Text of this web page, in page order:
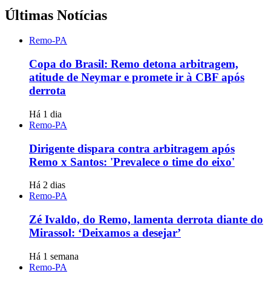
Últimas Notícias
Remo-PA
Copa do Brasil: Remo detona arbitragem,
atitude de Neymar e promete ir à CBF após
derrota
Há 1 dia
Remo-PA
Dirigente dispara contra arbitragem após
Remo x Santos: 'Prevalece o time do eixo'
Há 2 dias
Remo-PA
Zé Ivaldo, do Remo, lamenta derrota diante do
Mirassol: ‘Deixamos a desejar’
Há 1 semana
Remo-PA